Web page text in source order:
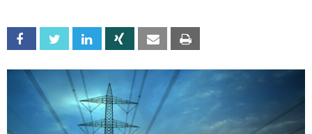
Facebook Twitter Linkedin Xing Email